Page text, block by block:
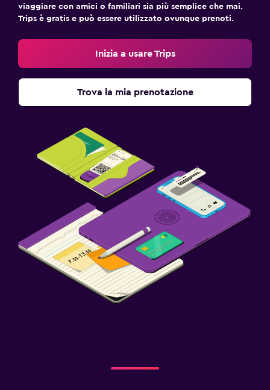
viaggiare con amici o familiari sia più semplice che mai.
Trips è gratis e può essere utilizzato ovunque prenoti.
Inizia a usare Trips
Trova la mia prenotazione